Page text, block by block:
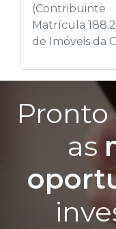
Matrícula
de Imóveis da
as